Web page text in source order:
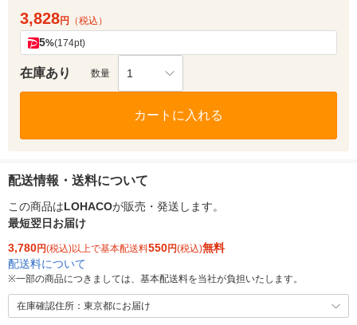
3,828円 （税込）
5%(174pt)
在庫あり 数量 1
カートに入れる
配送情報・送料について
この商品はLOHACOが販売・発送します。
最短翌日お届け
3,780円(税込)以上で基本配送料550円(税込)無料
配送料について
※一部の商品につきましては、基本配送料を当社が負担いたします。
在庫確認住所：東京都にお届け